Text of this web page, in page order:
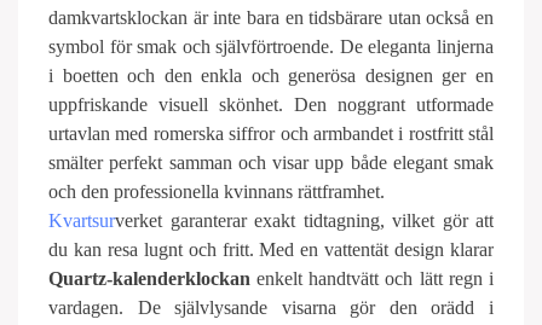
damkvartsklockan är inte bara en tidsbärare utan också en
symbol för smak och självförtroende. De eleganta linjerna
i boetten och den enkla och generösa designen ger en
uppfriskande visuell skönhet. Den noggrant utformade
urtavlan med romerska siffror och armbandet i rostfritt stål
smälter perfekt samman och visar upp både elegant smak
och den professionella kvinnans rättframhet.
Kvartsurverket garanterar exakt tidtagning, vilket gör att
du kan resa lugnt och fritt. Med en vattentät design klarar
Quartz-kalenderklockan enkelt handtvätt och lätt regn i
vardagen. De självlysande visarna gör den orädd i